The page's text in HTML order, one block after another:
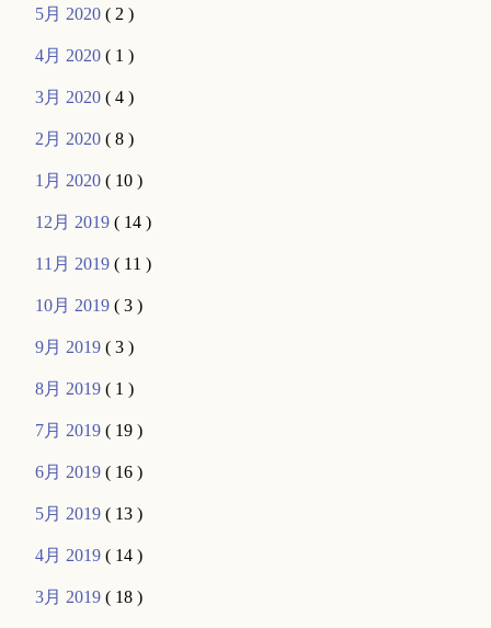
5月 2020( 2 )
4月 2020( 1 )
3月 2020( 4 )
2月 2020( 8 )
1月 2020( 10 )
12月 2019( 14 )
11月 2019( 11 )
10月 2019( 3 )
9月 2019( 3 )
8月 2019( 1 )
7月 2019( 19 )
6月 2019( 16 )
5月 2019( 13 )
4月 2019( 14 )
3月 2019( 18 )